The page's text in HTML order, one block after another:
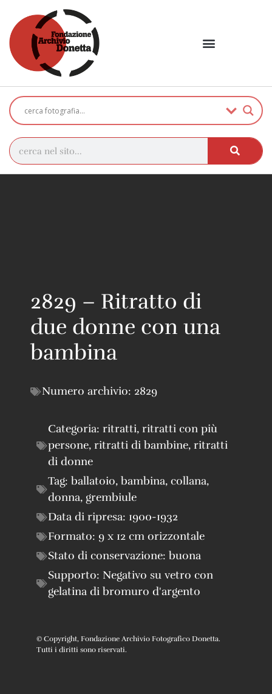
2829 – Ritratto di
due donne con una
bambina
Numero archivio: 2829
Categoria: ritratti, ritratti con più
persone, ritratti di bambine, ritratti
di donne
Tag: ballatoio, bambina, collana,
donna, grembiule
Data di ripresa: 1900-1932
Formato: 9 x 12 cm orizzontale
Stato di conservazione: buona
Supporto: Negativo su vetro con
gelatina di bromuro d'argento
© Copyright, Fondazione Archivio Fotografico Donetta.
Tutti i diritti sono riservati.